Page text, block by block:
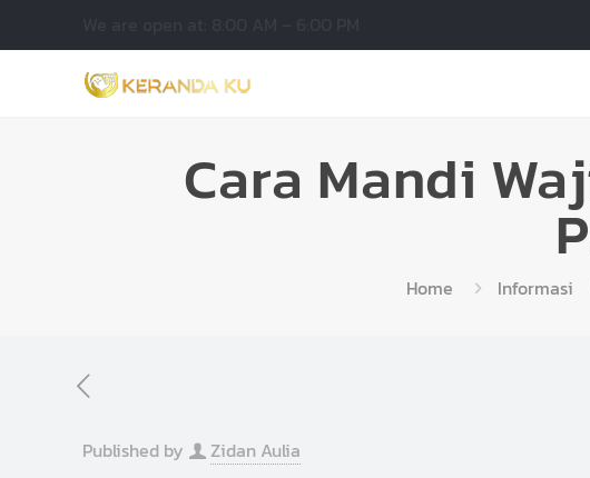
Cara Mandi
Home Informasi
Published by Zidan Aulia